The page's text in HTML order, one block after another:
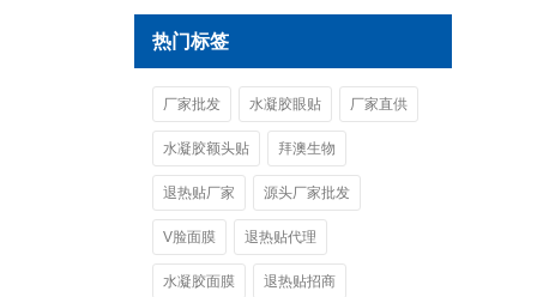
热门标签
厂家批发 水凝胶眼贴 厂家直供
水凝胶额头贴 拜澳生物
退热贴厂家 源头厂家批发
V脸面膜 退热贴代理
水凝胶面膜 退热贴招商